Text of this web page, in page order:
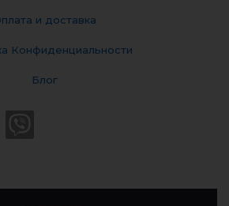
и доставка
Конфиденциальности
Блог